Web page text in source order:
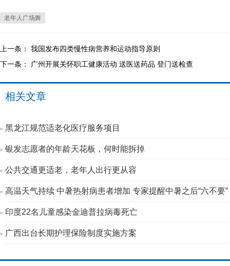
老年人广场舞
上一条： 我国发布四类慢性病营养和运动指导原则
下一条：
广州开展关怀职工健康活动 送医送药品 登门送检查
相关文章
黑龙江规范适老化医疗服务项目
银发志愿者的年龄天花板，何时能拆掉
公共交通更适老，老年人出行更从容
高温天气持续 中暑热射病患者增加 专家提醒中暑之后“六不要”
印度22名儿童感染金迪普拉病毒死亡
广西出台长期护理保险制度实施方案